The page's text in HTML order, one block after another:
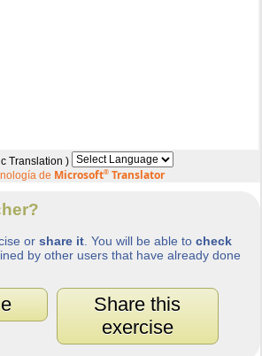
Translation )
de Microsoft®Translator
orshare it . You will be able tocheck
by other users that have already done
Share this
exercise